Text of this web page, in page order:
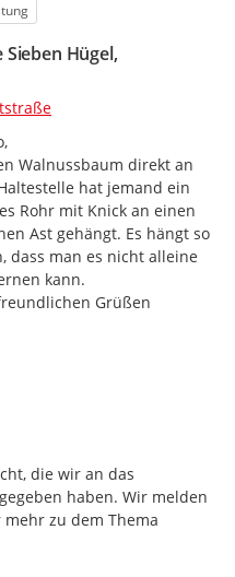
Hügel,
Walnussbaum direkt an
hat jemand ein
Rohr mit Knick an einen
Ast gehängt. Es hängt so
dass man es nicht alleine
kann.
Grüßen
die wir an das
haben. Wir melden
zu dem Thema